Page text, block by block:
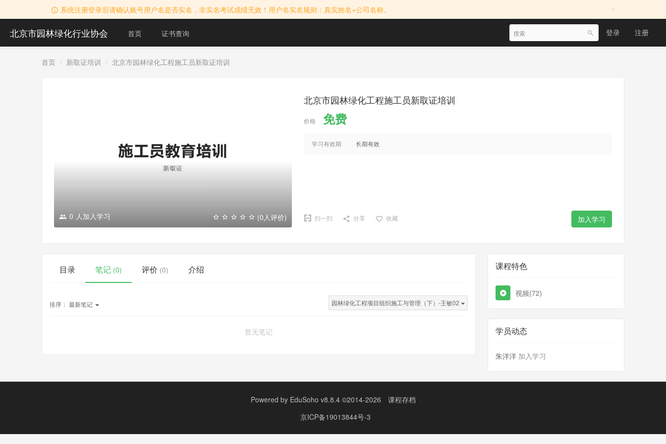
系统注册登录后请确认账号用户名是否实名，非实名考试成绩无效！用户名实名规则：真实姓名+公司名称。
北京市园林绿化行业协会 首页 证书查询 登录 注册
首页 新取证培训 北京市园林绿化工程施工员新取证培训
0 人加入学习 (0人评价)
北京市园林绿化工程施工员新取证培训
价格 免费
学习有效期 长期有效
扫一扫 分享 收藏 加入学习
目录 笔记 (0) 评价 (0) 介绍
园林绿化工程项目组织施工与管理（下）-王敏02
排序： 最新笔记
暂无笔记
课程特色
视频(72)
学员动态
朱洋洋 加入学习
Powered by EduSoho v8.8.4©2014-2026
课程存档
京ICP备19013844号-3